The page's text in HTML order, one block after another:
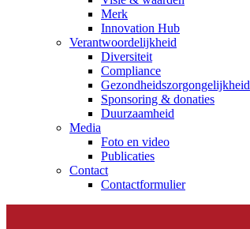
Merk
Innovation Hub
Verantwoordelijkheid
Diversiteit
Compliance
Gezondheidszorgongelijkheid​
Sponsoring & donaties
Duurzaamheid
Media
Foto en video
Publicaties
Contact
Contactformulier